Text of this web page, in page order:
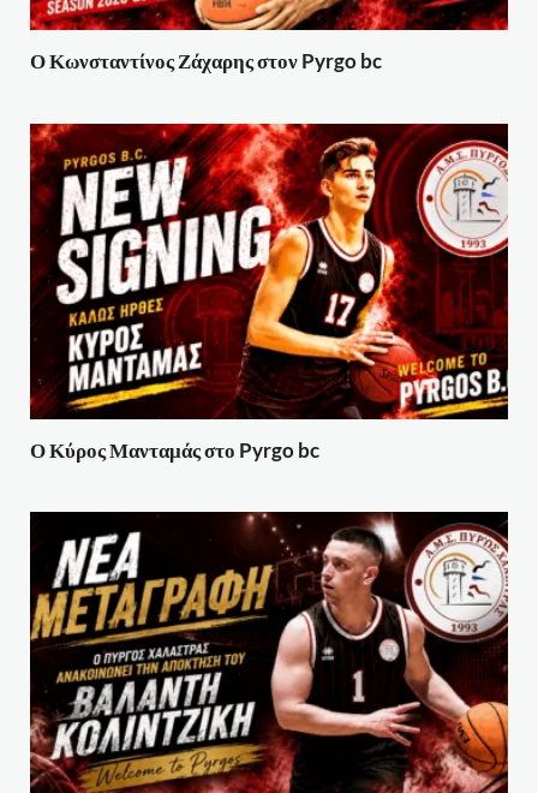
Ο Κωνσταντίνος Ζάχαρης στον Pyrgo bc
Ο Κύρος Μανταμάς στο Pyrgo bc